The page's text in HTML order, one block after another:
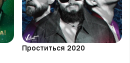
Проститься 2020